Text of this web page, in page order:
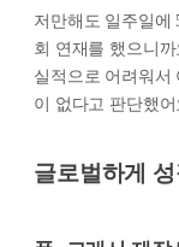
저만해도 일주일에
회 연재를 했으니
실적으로 어려워서
이 없다고 판단했어
글로벌하게